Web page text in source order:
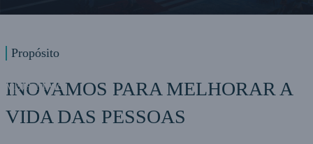
VEJA MAIS
Propósito
INOVAMOS PARA MELHORAR A
VIDA DAS PESSOAS